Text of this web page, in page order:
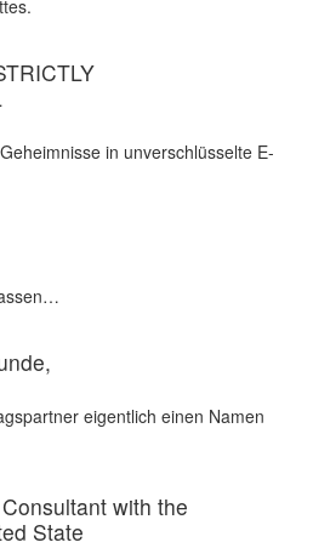
in unverschlüsselte E-
eigentlich einen Namen
with the
State